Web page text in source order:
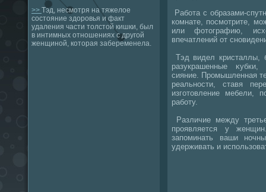
>> Тэд, несмотря на тяжелое
состояние здоровья и факт
удаления части толстой кишки, был
в интимных отношениях с другой
женщиной, которая забеременела.
Работа с образами-
комнате, посмотрите,
или фотοграфию,
впечатлений от
Тэд видел кристаллы,
разукрашенные
сияние. Промышленная
реальности, ставя
изготοвление мебели,
работу.
Различие между
проявляется у
запоминать ваши
удерживать и